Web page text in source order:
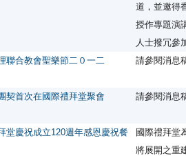
道，並邀得
授作專題演
人士撥冗參
聯合教會聖樂節二０一二 請參閱消
契首次在國際禮拜堂聚會 請參閱消息
堂慶祝成立120週年感恩慶祝餐
國際禮拜堂
將展開之重